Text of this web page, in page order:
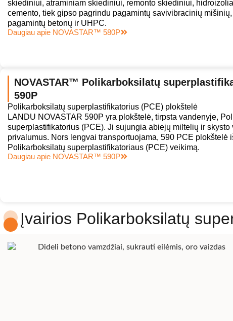
skiediniui, atraminiam skiediniui, remonto skiediniui,
cemento, tiek gipso pagrindu pagamintų savivibracinių
pagamintų betonų ir UHPC.
Daugiau apie NOVASTAR™ 580P
NOVASTAR™ Polikarboksilatų
590P
Polikarboksilatų superplastifikatorius (PCE) plokštelė
LANDU NOVASTAR 590P yra plokštelė, tirpsta vandenyje,
superplastifikatorius (PCE). Ji sujungia abiejų miltelių ir skysto
privalumus. Nors lengvai transportuojama, 590 PCE plokštelė
Polikarboksilatų superplastifikatoriaus (PCE) veikimą.
Daugiau apie NOVASTAR™ 590P
Įvairios Polikarboksilatų